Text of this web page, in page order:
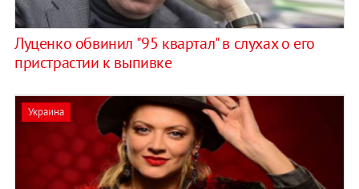
Луценко обвинил "95 квартал" в слухах о его
пристрастии к выпивке
Украина